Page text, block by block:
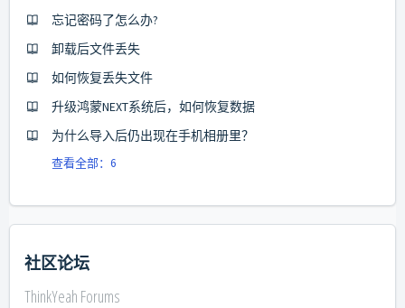
忘记密码了怎么办?
卸载后文件丢失
如何恢复丢失文件
升级鸿蒙NEXT系统后，如何恢复数据
为什么导入后仍出现在手机相册里？
查看全部：6
社区论坛
ThinkYeah Forums